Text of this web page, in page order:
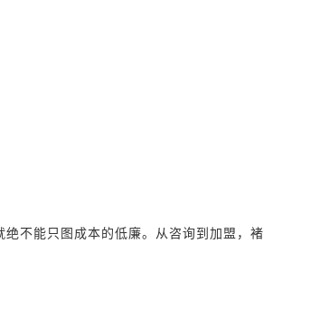
不能只图成本的低廉。从咨询到加盟，褚